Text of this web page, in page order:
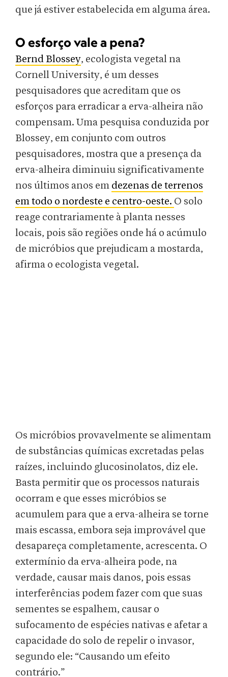
que já estiver estabelecida em alguma área.
O esforço vale a pena?
Bernd Blossey, ecologista vegetal na
Cornell University, é um desses
pesquisadores que acreditam que os
esforços para erradicar a erva-alheira não
compensam. Uma pesquisa conduzida por
Blossey, em conjunto com outros
pesquisadores, mostra que a presença da
erva-alheira diminuiu significativamente
nos últimos anos em dezenas de terrenos
em todo o nordeste e centro-oeste. O solo
reage contrariamente à planta nesses
locais, pois são regiões onde há o acúmulo
de micróbios que prejudicam a mostarda,
afirma o ecologista vegetal.
Os micróbios provavelmente se alimentam
de substâncias químicas excretadas pelas
raízes, incluindo glucosinolatos, diz ele.
Basta permitir que os processos naturais
ocorram e que esses micróbios se
acumulem para que a erva-alheira se torne
mais escassa, embora seja improvável que
desapareça completamente, acrescenta. O
extermínio da erva-alheira pode, na
verdade, causar mais danos, pois essas
interferências podem fazer com que suas
sementes se espalhem, causar o
sufocamento de espécies nativas e afetar a
capacidade do solo de repelir o invasor,
segundo ele: “Causando um efeito
contrário.”